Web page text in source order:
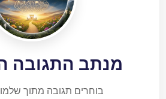
מנתב התגובה
בוחרים תגובה מתוך שלמות